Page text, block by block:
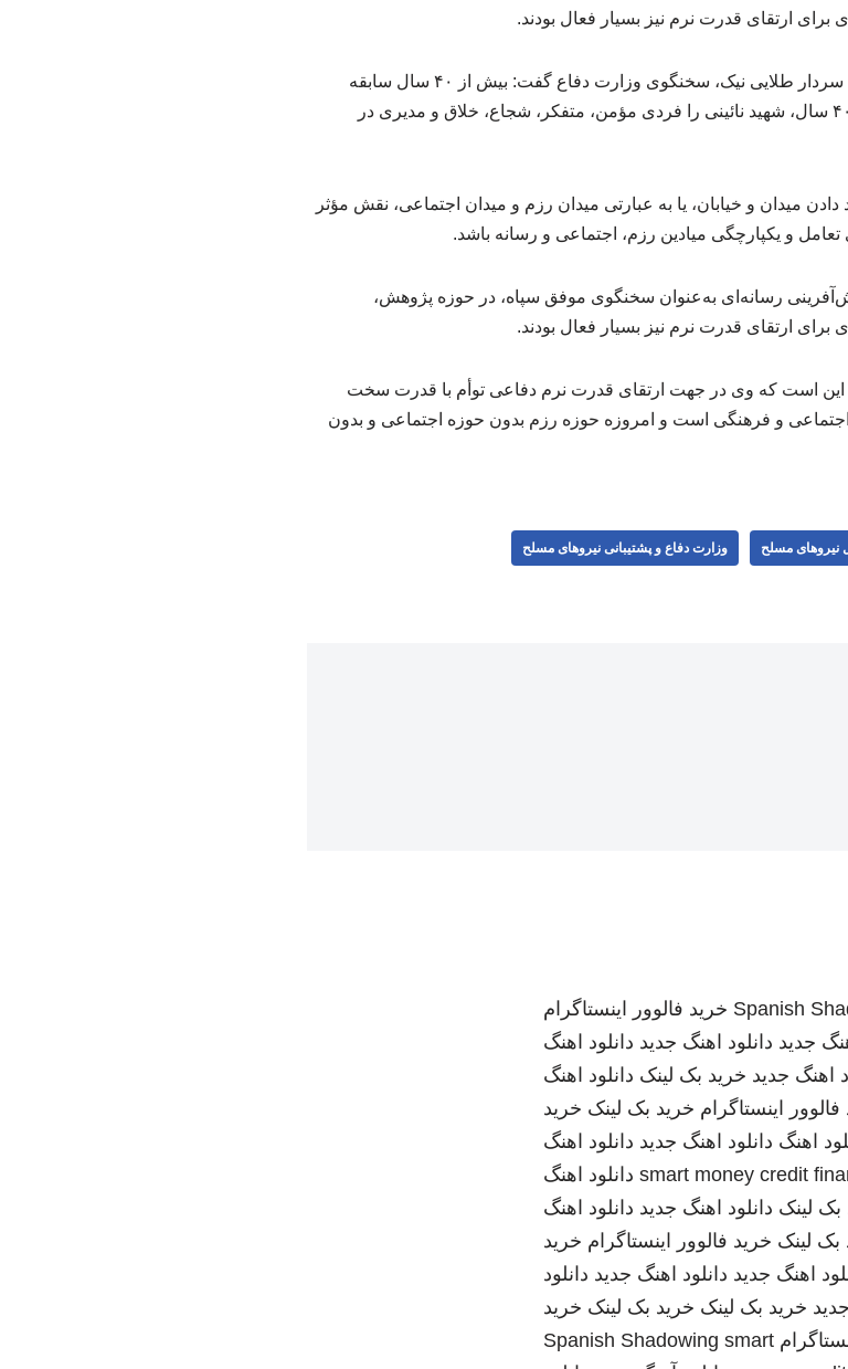
ارتقای قدرت نرم نیز بسیار فعال بودند.
به گزارش خبرگزاری نخستین کنگره گیاه دارو، سردار طلایی نیک، سخنگوی وزارت دفاع گفت: بیش از ۴۰ سال سابقه
آشنایی و همکاری با سردار نائینی دارم؛ در این ۴۰ سال، شهید نائینی را فردی مؤمن، متفکر، شجاع، خلاق و مدیری در
دادن میدان و خیابان، یا به عبارتی میدان رزم و میدان اجتماعی، نقش مؤثر
و یکپارچگی میادین رزم، اجتماعی و رسانه باشد.
رسانه‌ای به‌عنوان سخنگوی موفق سپاه، در حوزه پژوهش،
ارتقای قدرت نرم نیز بسیار فعال بودند.
این است که وی در جهت ارتقای قدرت نرم دفاعی توأم با قدرت سخت
و فرهنگی است و امروزه حوزه رزم بدون حوزه اجتماعی و بدون
نیروهای مسلح وزارت دفاع و پشتیبانی نیروهای مسلح
Spanish خرید فالوور اینستاگرام
جدید دانلود اهنگ جدید دانلود اهنگ
اهنگ جدید خرید بک لینک دانلود اهنگ
اینستاگرام خرید بک لینک خرید
اهنگ دانلود اهنگ جدید دانلود اهنگ
smart money credit دانلود اهنگ
بک لینک دانلود اهنگ جدید دانلود اهنگ
بک لینک خرید فالوور اینستاگرام خرید
اهنگ جدید دانلود اهنگ جدید دانلود
خرید بک لینک خرید بک لینک خرید
Spanish Shadowing smart